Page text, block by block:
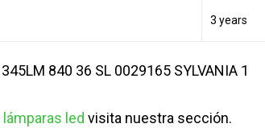
3 years
lámparas led visita nuestra sección.